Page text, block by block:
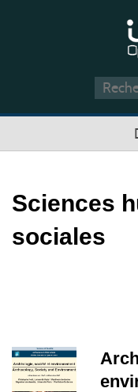
Sciences
sociales